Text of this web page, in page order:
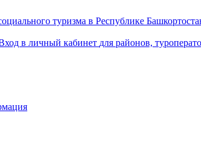
туризма в Республике
в личный кабинет для районов,